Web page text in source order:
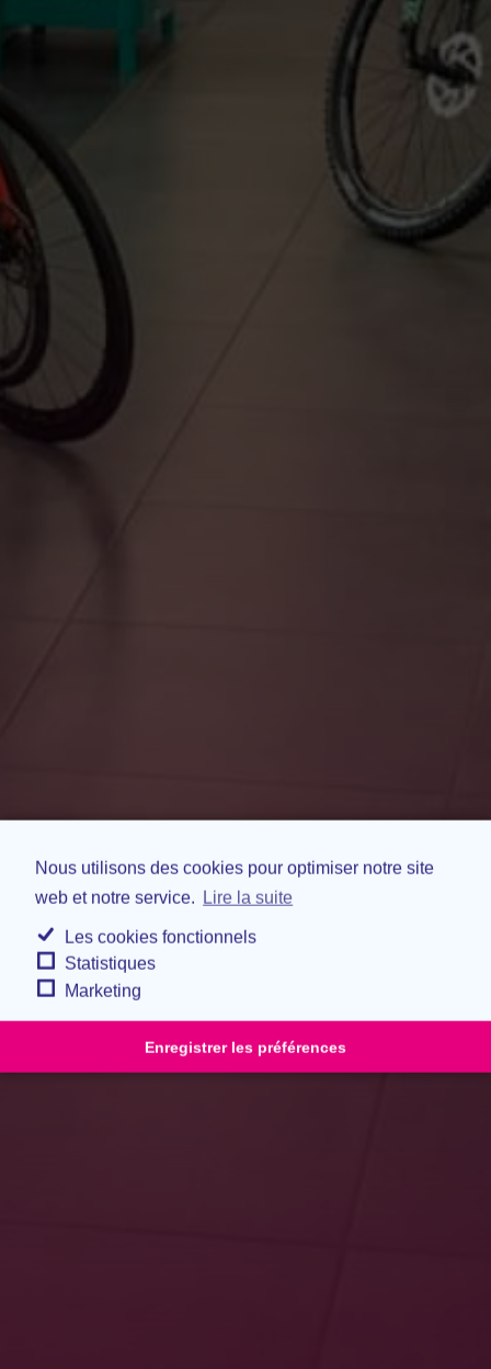
Nous utilisons des cookies pour optimiser notre site
web et notre service. Lire la suite
Les cookies fonctionnels
Statistiques
Marketing
Enregistrer les préférences